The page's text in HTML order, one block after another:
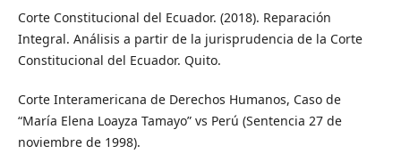
Corte Constitucional del Ecuador. (2018). Reparación
Integral. Análisis a partir de la jurisprudencia de la Corte
Constitucional del Ecuador. Quito.
Corte Interamericana de Derechos Humanos, Caso de
“María Elena Loayza Tamayo” vs Perú (Sentencia 27 de
noviembre de 1998).